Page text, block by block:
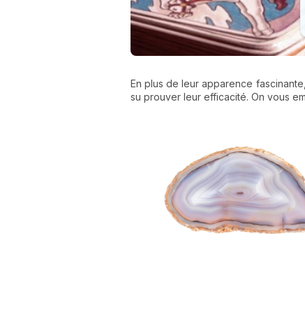
En plus de leur apparence
su prouver leur efficacité. On vous